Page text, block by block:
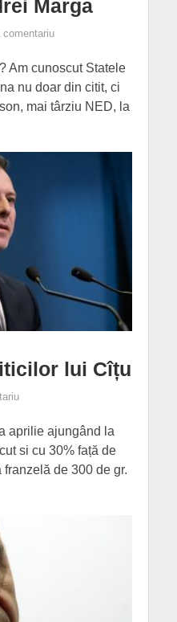
Marga
comentariu
Am cunoscut Statele
nu doar din citit, ci
mai târziu NED, la
lui Cîțu
aprilie ajungând la
si cu 30% față de
de 300 de gr.